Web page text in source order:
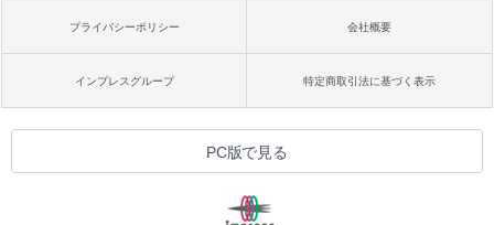
プライバシーポリシー 会社概要
インプレスグループ 特定商取引法に基づく表示
PC版で見る